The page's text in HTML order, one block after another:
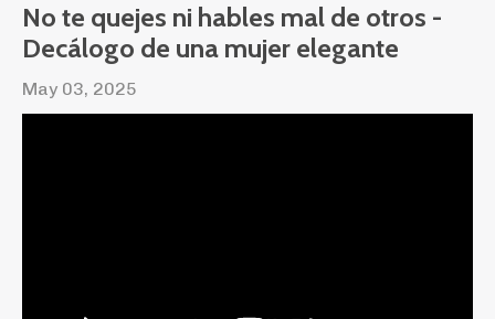
No te quejes ni hables mal de otros -
Decálogo de una mujer elegante
May 03, 2025